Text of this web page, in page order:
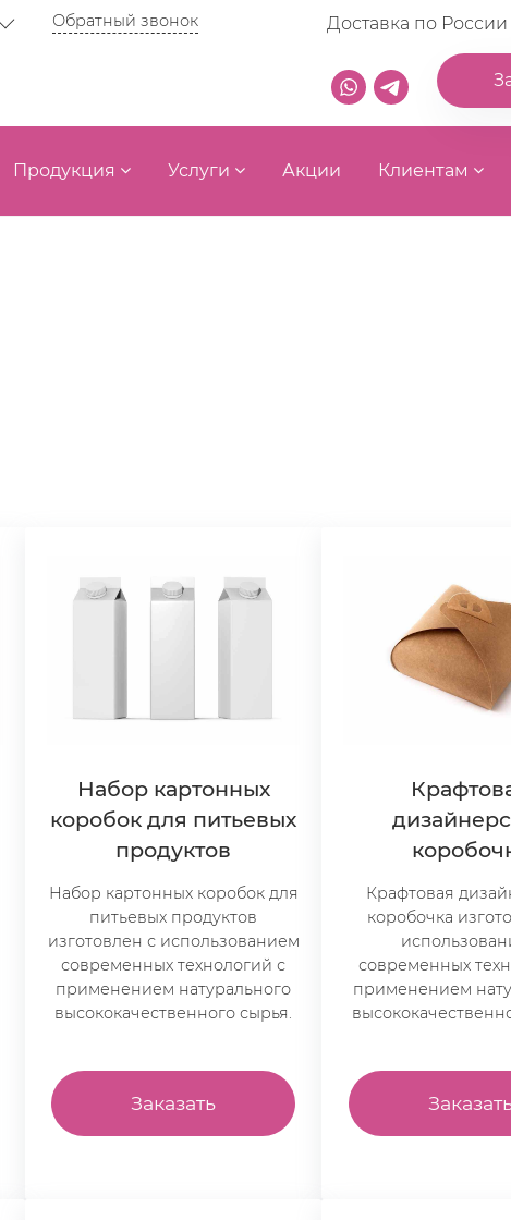
Обратный звонок Доставка по России
Продукция Услуги Акции Клиентам
Набор картонных
коробок для питьевых
продуктов
Набор картонных коробок для
питьевых продуктов
изготовлен с использованием
современных технологий с
применением натурального
высококачественного сырья.
Заказать
Крафтовая
коробочка
современных
применением